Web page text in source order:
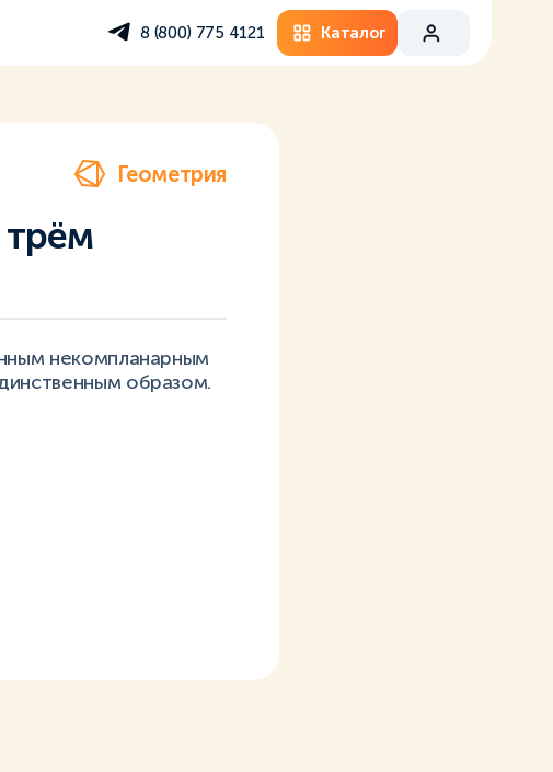
8 (800) 775 4121 Каталог
Геометрия
трём
некомпланарным
образом.